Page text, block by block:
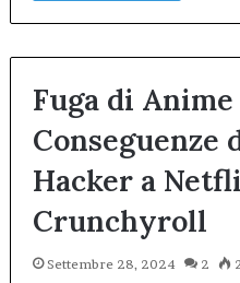
Fuga di Anime
Conseguenze
Hacker a
Crunchyroll
Settembre 28, 2024 2